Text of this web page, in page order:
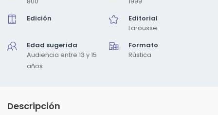
Edición
Editorial
Larousse
Edad sugerida
Audiencia entre 13 y 15
años
Formato
Rústica
Descripción